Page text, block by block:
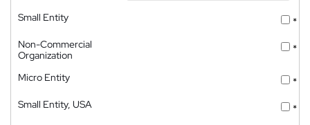
Small Entity
*
Non-Commercial
Organization
*
Micro Entity
*
Small Entity, USA
*